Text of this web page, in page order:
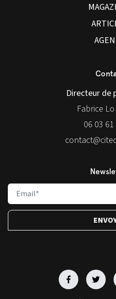
Directeur de
Fabrice
06 03
Facebook